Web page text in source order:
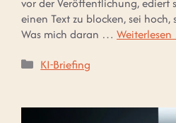
einen Text zu blocken, sei
Was mich daran …
Kategorien
KI-Briefing